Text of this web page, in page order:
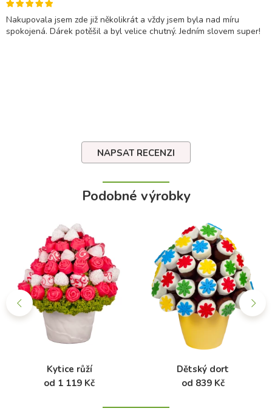
Nakupovala jsem zde již několikrát a vždy jsem byla nad míru
spokojená. Dárek potěšil a byl velice chutný. Jedním slovem super!
NAPSAT RECENZI
Podobné výrobky
Kytice růží
od 1 119 Kč
Dětský dort
od 839 Kč